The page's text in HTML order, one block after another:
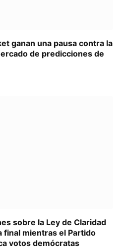
ganan una pausa contra la
de predicciones de
sobre la Ley de Claridad
final mientras el Partido
votos demócratas